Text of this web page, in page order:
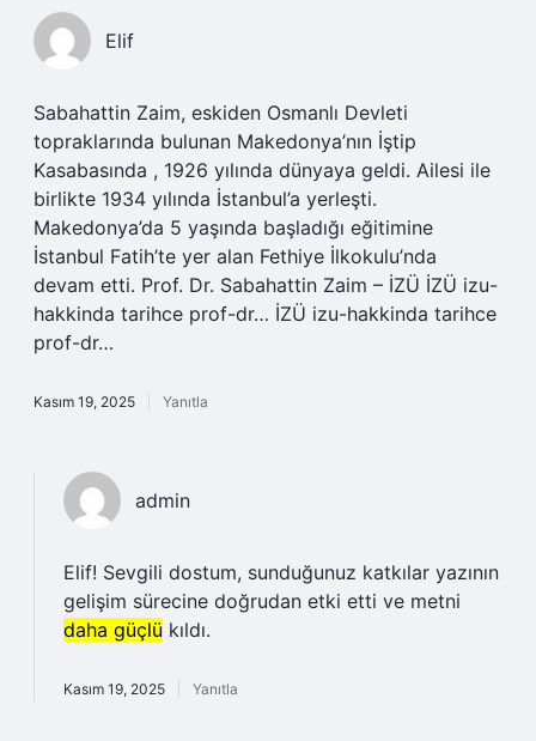
Elif
Sabahattin Zaim, eskiden Osmanlı Devleti
topraklarında bulunan Makedonya’nın İştip
Kasabasında , 1926 yılında dünyaya geldi. Ailesi ile
birlikte 1934 yılında İstanbul’a yerleşti.
Makedonya’da 5 yaşında başladığı eğitimine
İstanbul Fatih’te yer alan Fethiye İlkokulu’nda
devam etti. Prof. Dr. Sabahattin Zaim – İZÜ İZÜ izu-
hakkinda tarihce prof-dr… İZÜ izu-hakkinda tarihce
prof-dr…
Kasım 19, 2025 Yanıtla
admin
Elif! Sevgili dostum, sunduğunuz katkılar yazının
gelişim sürecine doğrudan etki etti ve metni
daha güçlü kıldı.
Kasım 19, 2025 Yanıtla